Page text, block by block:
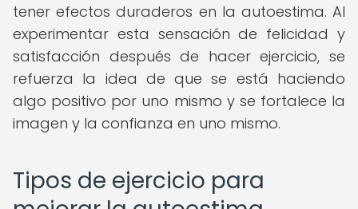
tener efectos duraderos en la autoestima. Al
experimentar esta sensación de felicidad y
satisfacción después de hacer ejercicio, se
refuerza la idea de que se está haciendo
algo positivo por uno mismo y se fortalece la
imagen y la confianza en uno mismo.
Tipos de ejercicio para